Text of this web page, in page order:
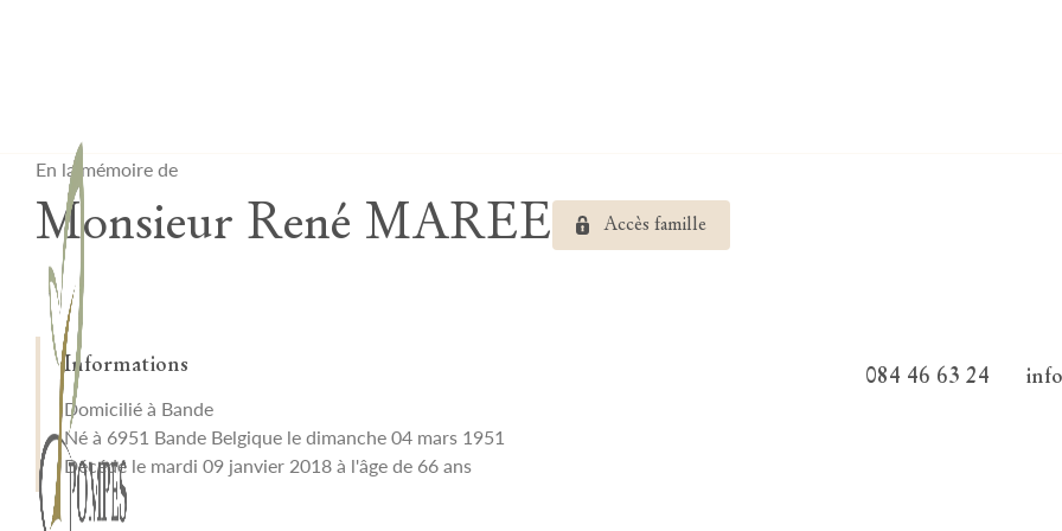
084 46 63 24
En la mémoire de
Monsieur René MAREE Accès famille
Informations
Domicilié à Bande
Né à 6951 Bande Belgique le dimanche 04 mars 1951
Décédé le mardi 09 janvier 2018 à l'âge de 66 ans